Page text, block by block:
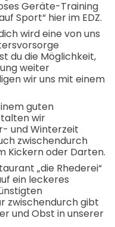
Geräte-Training
Sport“ hier im EDZ.
wird eine von uns
du die Möglichkeit,
weiter
wir uns mit einem
guten
wir
und Winterzeit
zwischendurch
Kickern oder Darten.
„die Rhederei“
ein leckeres
zwischendurch gibt
und Obst in unserer